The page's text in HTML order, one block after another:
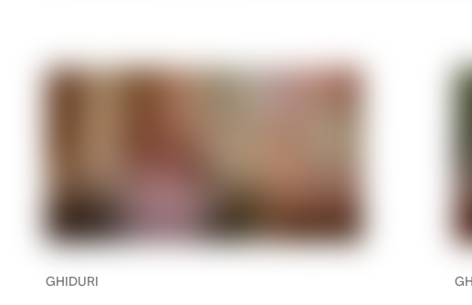
GHIDURI